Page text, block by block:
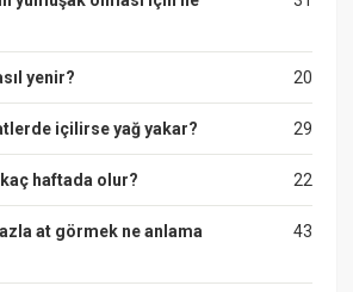
20
yenir?
29
içilirse yağ yakar?
22
haftada olur?
43
at görmek ne anlama